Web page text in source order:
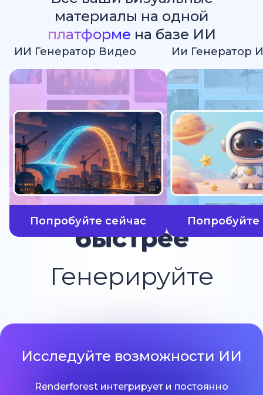
материалы на одной
платформе на базе ИИ
ИИ Генератор Видео
Попробуйте сейчас Попробуйте
Генерируйте
быстрее
Исследуйте возможности ИИ
Renderforest интегрирует и постоянно